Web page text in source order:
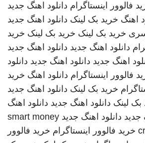
فالوور اینستاگرام دانلود اهنگ جدید
اهنگ خرید بک لینک دانلود اهنگ جدید
خرید بک لینک خرید بک لینک خرید
دانلود اهنگ جدید دانلود اهنگ جدید
اهنگ جدید دانلود اهنگ جدید دانلود
فالوور اینستاگرام دانلود اهنگ خرید
خرید بک لینک دانلود اهنگ جدید
بک لینک دانلود اهنگ جدید دانلود اهنگ
جدید دانلود اهنگ جدید smart money
خرید فالوور اینستاگرام خرید فالوور